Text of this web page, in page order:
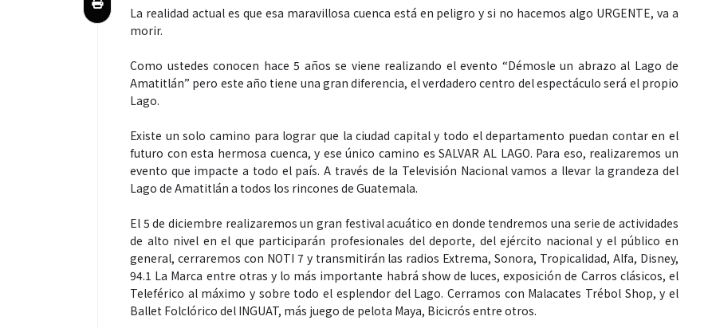
La realidad actual es que esa maravillosa cuenca está en peligro y si no hacemos algo URGENTE, va a
morir.
Como ustedes conocen hace 5 años se viene realizando el evento “Démosle un abrazo al Lago de
Amatitlán” pero este año tiene una gran diferencia, el verdadero centro del espectáculo será el propio
Lago.
Existe un solo camino para lograr que la ciudad capital y todo el departamento puedan contar en el
futuro con esta hermosa cuenca, y ese único camino es SALVAR AL LAGO. Para eso, realizaremos un
evento que impacte a todo el país. A través de la Televisión Nacional vamos a llevar la grandeza del
Lago de Amatitlán a todos los rincones de Guatemala.
El 5 de diciembre realizaremos un gran festival acuático en donde tendremos una serie de actividades
de alto nivel en el que participarán profesionales del deporte, del ejército nacional y el público en
general, cerraremos con NOTI 7 y transmitirán las radios Extrema, Sonora, Tropicalidad, Alfa, Disney,
94.1 La Marca entre otras y lo más importante habrá show de luces, exposición de Carros clásicos, el
Teleférico al máximo y sobre todo el esplendor del Lago. Cerramos con Malacates Trébol Shop, y el
Ballet Folclórico del INGUAT, más juego de pelota Maya, Bicicrós entre otros.